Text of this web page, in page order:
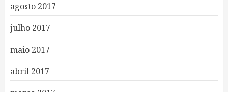
agosto 2017
julho 2017
maio 2017
abril 2017